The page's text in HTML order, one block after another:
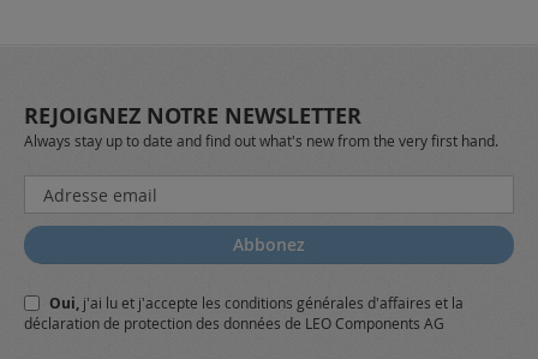
REJOIGNEZ NOTRE NEWSLETTER
Always stay up to date and find out what's new from the very first hand.
Inscription
à
notre
lettre
:
Abbonez
Oui, j'ai lu et j'accepte les conditions générales d'affaires et la
déclaration de protection des données de LEO Components AG